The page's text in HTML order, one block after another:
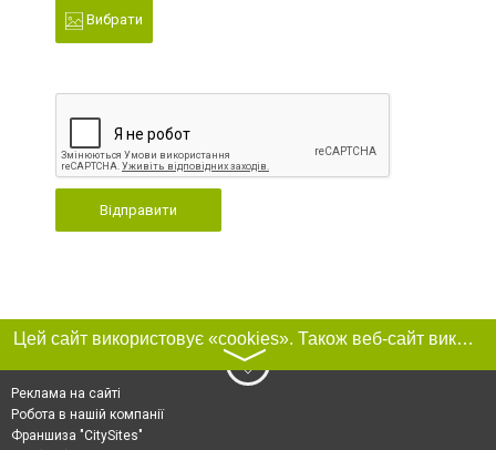
Вибрати
Відправити
Цей сайт використовує «cookies». Також веб-сайт використовує інтернет-сервіс для збору технічних даних стосовно відвідувачів з метою отримання маркетингової та статистичної інформації. Умови обробки даних відвідувачів сайту див.
〉
Реклама на сайті
Робота в нашій компанії
Франшиза "CitySites"